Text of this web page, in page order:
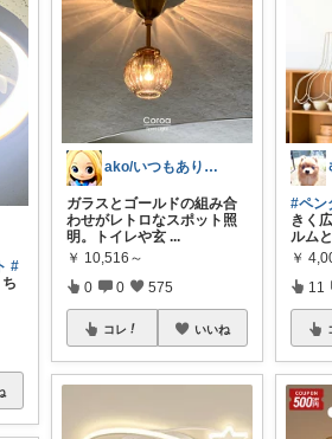
#
ako/いつもありがとう🌈5日感謝
ガラスとゴールドの組み合
わせがレトロなスポット照
明。トイレや玄 ...
￥ 10,516～
0 0 575
コレ いいね
#ペン
きく
ルム
￥
11